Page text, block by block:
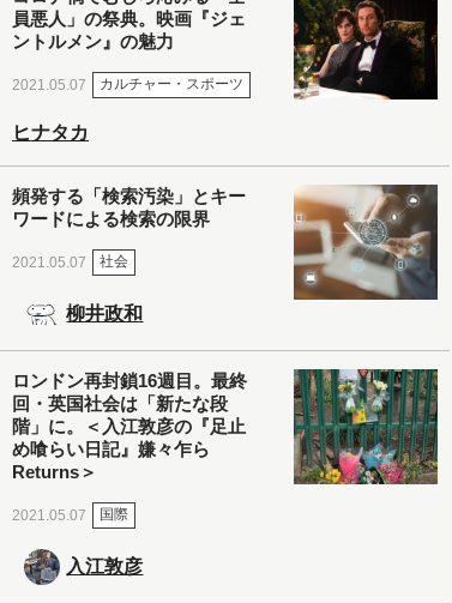
員悪人」の祭典。映画『ジェ
ントルメン』の魅力
2021.05.07 カルチャー・スポーツ
ヒナタカ
頻発する「検索汚染」とキー
ワードによる検索の限界
2021.05.07 社会
柳井政和
ロンドン再封鎖16週目。最終
回・英国社会は「新たな段
階」に。＜入江敦彦の『足止
め喰らい日記』嫌々乍ら
Returns＞
2021.05.07 国際
入江敦彦